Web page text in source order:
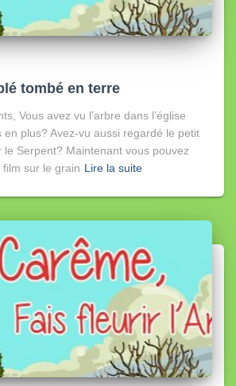
tombé en terre
Vous avez vu l’arbre dans l’église
en plus? Avez-vu aussi regardé le petit
le Serpent? Maintenant vous pouvez
sur le grain Lire la suite